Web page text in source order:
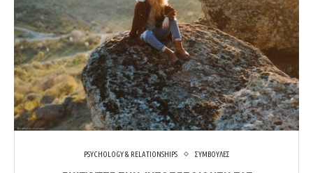
PSYCHOLOGY & RELATIONSHIPS ΣΥΜΒΟΥΛΕΣ